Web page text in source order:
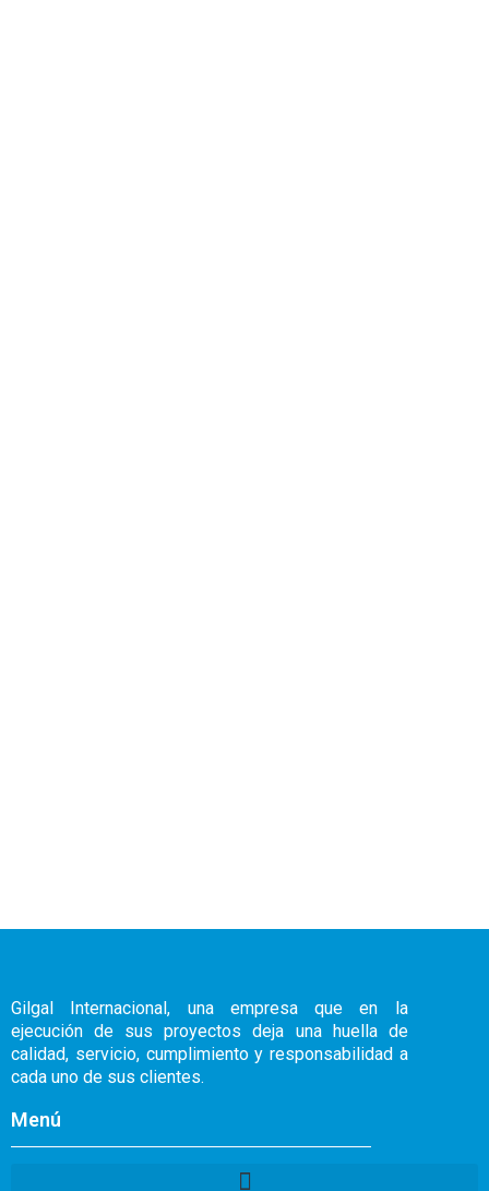
Gilgal Internacional, una empresa que en la
ejecución de sus proyectos deja una huella de
calidad, servicio, cumplimiento y responsabilidad a
cada uno de sus clientes.
Menú